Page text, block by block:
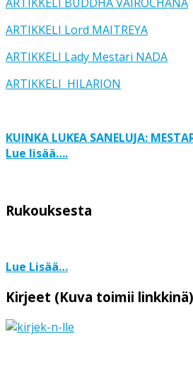
ARTIKKELI Lord MAITREYA
ARTIKKELI Lady Mestari NADA
ARTIKKELI HILARION
KUINKA LUKEA SANELUJA:
Lue lisää….
Rukouksesta
Lue Lisää…
Kirjeet (Kuva toimii linkkinä)